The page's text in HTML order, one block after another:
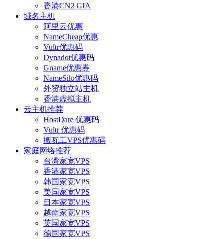
香港CN2 GIA
域名主机
阿里云优惠
NameCheap优惠
Vultr优惠码
Dynadot优惠码
Gname优惠券
NameSilo优惠码
外贸独立站主机
香港虚拟主机
云主机推荐
HostDare 优惠码
Vultr 优惠码
搬瓦工VPS优惠码
家庭网络推荐
台湾家宽VPS
香港家宽VPS
韩国家宽VPS
美国家宽VPS
日本家宽VPS
越南家宽VPS
英国家宽VPS
德国家宽VPS